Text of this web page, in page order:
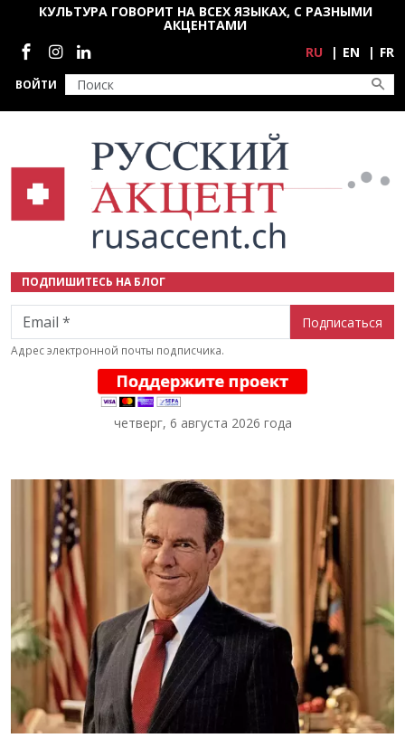
Перейти к основному содержанию
ВОЙТИ
КУЛЬТУРА ГОВОРИТ НА ВСЕХ ЯЗЫКАХ, С РАЗНЫМИ
АКЦЕНТАМИ
Социальные сети
RU EN FR
ПОДПИШИТЕСЬ НА БЛОГ
Email
Адрес электронной почты подписчика.
четверг, 6 августа 2026 года